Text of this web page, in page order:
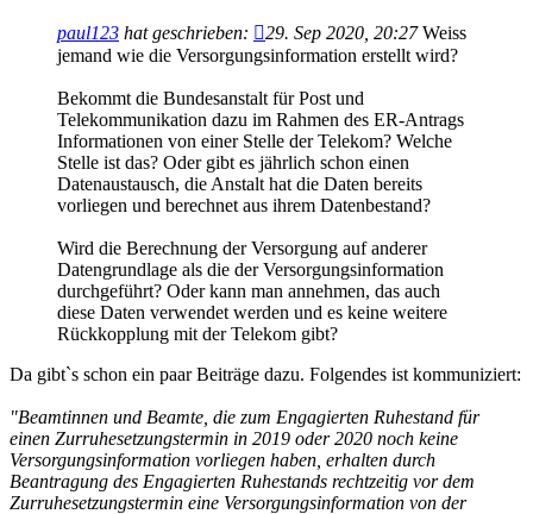
paul123 hat geschrieben: 29. Sep 2020, 20:27Weiss
jemand wie die Versorgungsinformation erstellt wird?
Bekommt die Bundesanstalt für Post und
Telekommunikation dazu im Rahmen des ER-Antrags
Informationen von einer Stelle der Telekom? Welche
Stelle ist das? Oder gibt es jährlich schon einen
Datenaustausch, die Anstalt hat die Daten bereits
vorliegen und berechnet aus ihrem Datenbestand?
Wird die Berechnung der Versorgung auf anderer
Datengrundlage als die der Versorgungsinformation
durchgeführt? Oder kann man annehmen, das auch
diese Daten verwendet werden und es keine weitere
Rückkopplung mit der Telekom gibt?
Da gibt`s schon ein paar Beiträge dazu. Folgendes ist kommuniziert:
"Beamtinnen und Beamte, die zum Engagierten Ruhestand für
einen Zurruhesetzungstermin in 2019 oder 2020 noch keine
Versorgungsinformation vorliegen haben, erhalten durch
Beantragung des Engagierten Ruhestands rechtzeitig vor dem
Zurruhesetzungstermin eine Versorgungsinformation von der